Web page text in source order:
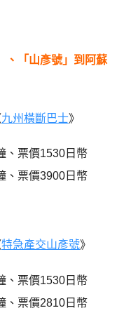
、「山彥號」到阿蘇
九州橫斷巴士》
、票價1530日幣
、票價3900日幣
特急產交山彥號》
、票價1530日幣
、票價2810日幣